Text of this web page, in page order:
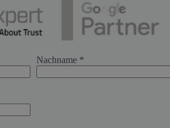
Nachname *